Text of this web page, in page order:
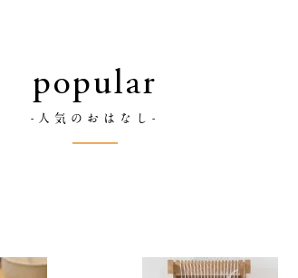
popular
-人気のおはなし-